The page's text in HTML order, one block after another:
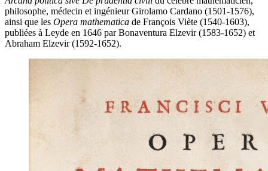
philosophe, médecin et ingénieur Girolamo Cardano (1501-1576),
ainsi que les Opera mathematica de François Viète (1540-1603),
publiées à Leyde en 1646 par Bonaventura Elzevir (1583-1652) et
Abraham Elzevir (1592-1652).